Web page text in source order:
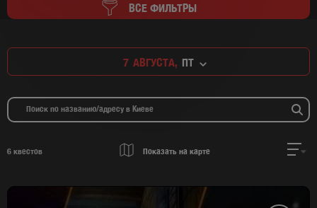
ВСЕ ФИЛЬТРЫ
7 АВГУСТА, ПТ
6 квестов Показать на карте